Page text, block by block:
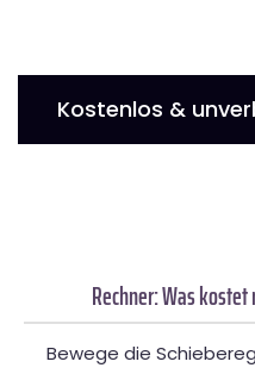
Kostenlos &
Rechner: Was
Bewege die